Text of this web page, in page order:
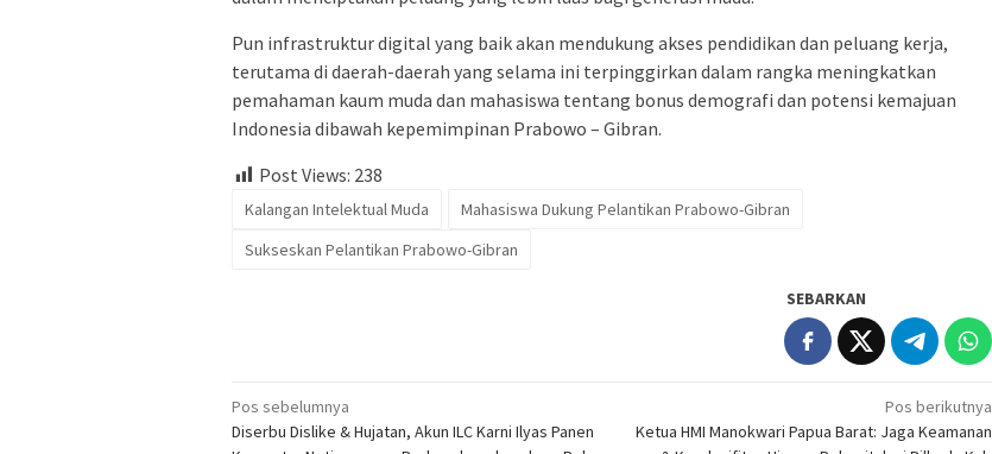
Pun infrastruktur digital yang baik akan mendukung akses pendidikan dan peluang kerja,
terutama di daerah-daerah yang selama ini terpinggirkan dalam rangka meningkatkan
pemahaman kaum muda dan mahasiswa tentang bonus demografi dan potensi kemajuan
Indonesia dibawah kepemimpinan Prabowo – Gibran.
Post Views: 238
Kalangan Intelektual Muda
Mahasiswa Dukung Pelantikan Prabowo-Gibran
Sukseskan Pelantikan Prabowo-Gibran
SEBARKAN
Navigasi
pos
Pos sebelumnya
Diserbu Dislike & Hujatan, Akun ILC Karni Ilyas Panen
Pos berikutnya
Ketua HMI Manokwari Papua Barat: Jaga Keamanan